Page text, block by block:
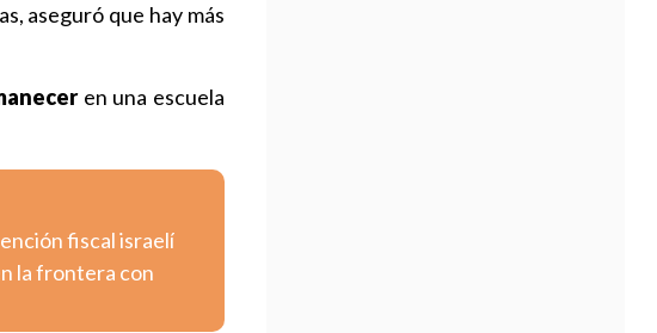
aseguró que hay más
en una escuela
fiscal israelí
la frontera con